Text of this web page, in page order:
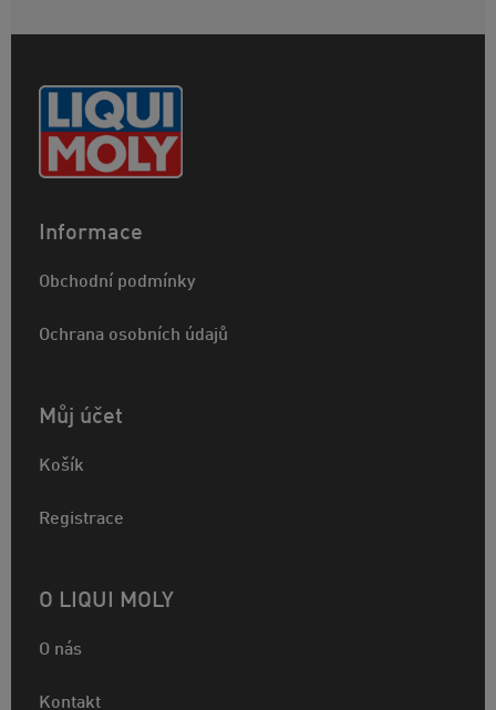
Informace
Obchodní podmínky
Ochrana osobních údajů
Můj účet
Košík
Registrace
O LIQUI MOLY
O nás
Kontakt